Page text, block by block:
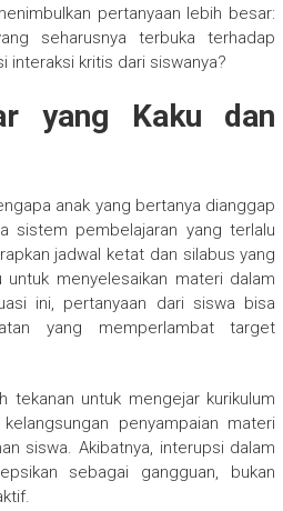
pertanyaan lebih besar:
seharusnya terbuka terhadap
interaksi kritis dari siswanya?
yang Kaku dan
anak yang bertanya dianggap
sistem pembelajaran yang terlalu
jadwal ketat dan silabus yang
menyelesaikan materi dalam
ini, pertanyaan dari siswa bisa
yang memperlambat target
tekanan untuk mengejar kurikulum
penyampaian materi
siswa. Akibatnya, interupsi dalam
sebagai gangguan, bukan